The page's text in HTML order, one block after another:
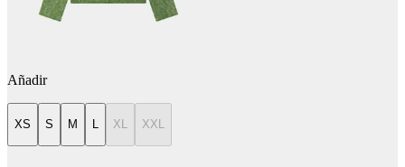
Añadir
XS S M L XL XXL